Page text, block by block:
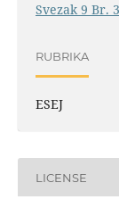
Svezak 9 Br.
RUBRIKA
ESEJ
LICENSE